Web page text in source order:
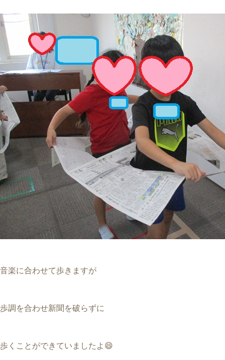
音楽に合わせて歩きますが
歩調を合わせ新聞を破らずに
歩くことができていましたよ😄